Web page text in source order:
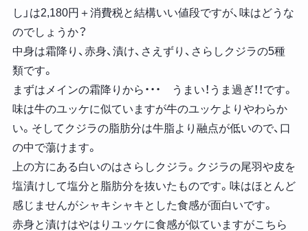
し」は2,180円＋消費税と結構いい値段ですが、味はどうな
のでしょうか？
中身は霜降り、赤身、漬け、さえずり、さらしクジラの5種
類です。
まずはメインの霜降りから・・・ うまい！うま過ぎ！！です。
味は牛のユッケに似ていますが牛のユッケよりやわらか
い。そしてクジラの脂肪分は牛脂より融点が低いので、口
の中で蕩けます。
上の方にある白いのはさらしクジラ。クジラの尾羽や皮を
塩漬けして塩分と脂肪分を抜いたものです。味はほとんど
感じませんがシャキシャキとした食感が面白いです。
赤身と漬けはやはりユッケに食感が似ていますがこちら